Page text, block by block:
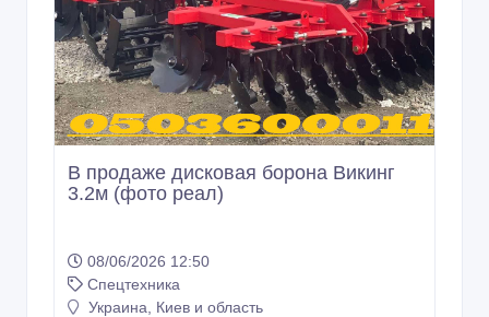
В продаже дисковая борона Викинг
3.2м (фото реал)
08/06/2026 12:50
Спецтехника
Украина, Киев и область